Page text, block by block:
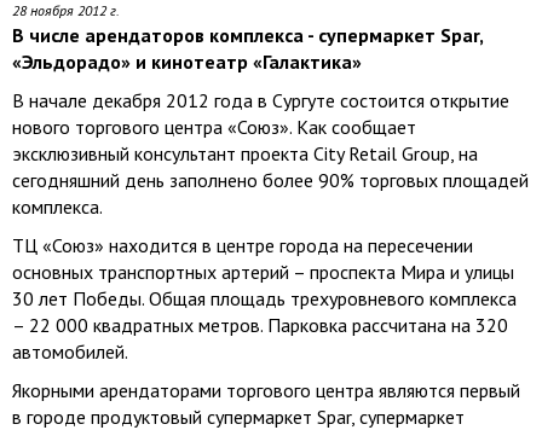
28 ноября 2012 г.
В числе арендаторов комплекса - супермаркет Spar,
«Эльдорадо» и кинотеатр «Галактика»
В начале декабря 2012 года в Сургуте состоится открытие
нового торгового центра «Союз». Как сообщает
эксклюзивный консультант проекта City Retail Group, на
сегодняшний день заполнено более 90% торговых площадей
комплекса.
ТЦ «Союз» находится в центре города на пересечении
основных транспортных артерий – проспекта Мира и улицы
30 лет Победы. Общая площадь трехуровневого комплекса
– 22 000 квадратных метров. Парковка рассчитана на 320
автомобилей.
Якорными арендаторами торгового центра являются первый
в городе продуктовый супермаркет Spar, супермаркет